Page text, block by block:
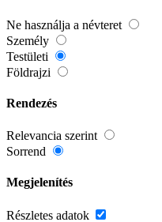
Ne használja a névteret
Személy
Testületi
Földrajzi
Rendezés
Relevancia szerint
Sorrend
Megjelenítés
Részletes adatok